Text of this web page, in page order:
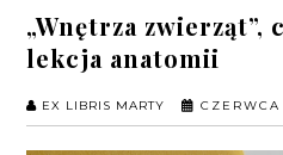
„Wnętrza zwierząt”,
lekcja anatomii
EX LIBRIS MARTY